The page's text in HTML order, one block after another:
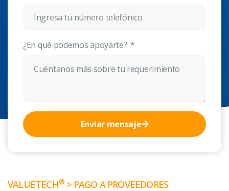
¿En qué podemos apoyarte?
Enviar mensaje
VALUETECH® > PAGO A PROVEEDORES